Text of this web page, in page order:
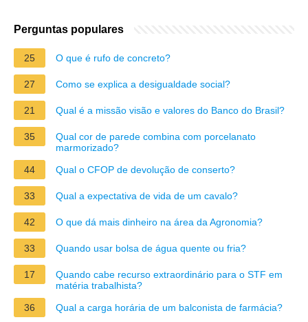
Perguntas populares
25 O que é rufo de concreto?
27 Como se explica a desigualdade social?
21 Qual é a missão visão e valores do Banco do Brasil?
35
Qual cor de parede combina com porcelanato
marmorizado?
44
Qual o CFOP de devolução de conserto?
33 Qual a expectativa de vida de um cavalo?
42 O que dá mais dinheiro na área da Agronomia?
33 Quando usar bolsa de água quente ou fria?
17
Quando cabe recurso extraordinário para o STF em
matéria trabalhista?
36
Qual a carga horária de um balconista de farmácia?